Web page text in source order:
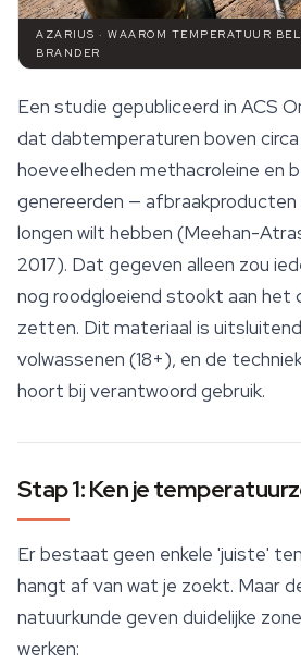
AZARIUS · WAAROM TEMPERATUUR
BRANDER
Een studie gepubliceerd in ACS
dat dabtemperaturen boven circa
hoeveelheden methacroleine en
genereerden — afbraakproducten
longen wilt hebben (Meehan-
2017). Dat gegeven alleen zou
nog roodgloeiend stookt aan het
zetten. Dit materiaal is
volwassenen (18+), en de
hoort bij verantwoord gebruik.
Stap 1: Ken je
Er bestaat geen enkele 'juiste'
hangt af van wat je zoekt. Maar
natuurkunde geven duidelijke
werken: